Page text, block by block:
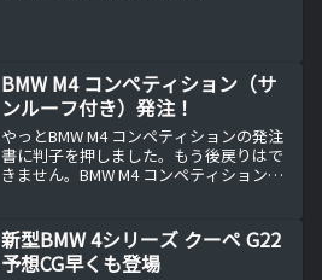
BMW M4 コンペティション（サ
ンルーフ付き）発注！
やっとBMW M4 コンペティションの発注
書に判子を押しました。もう後戻りはで
きません。BMW M4 コンペティション購
でで一番高価な車を発注したことになり
ます。...
新型BMW 4シリーズ クーペ G22
予想CG早くも登場